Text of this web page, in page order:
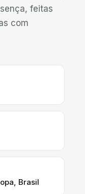
feitas
com
Brasil